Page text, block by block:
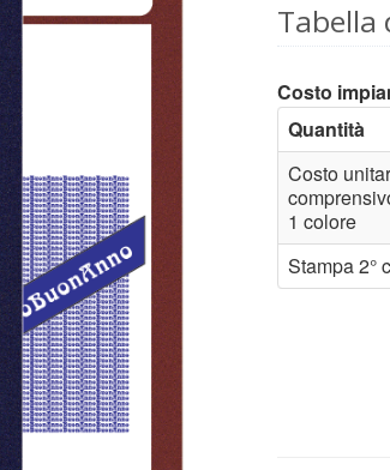
Tabella
Costo
Quantità
Costo
1 colore
Stampa 2°